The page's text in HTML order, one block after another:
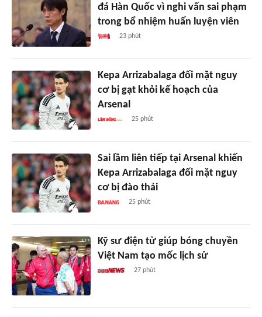
đá Hàn Quốc vì nghi vấn sai phạm
trong bổ nhiệm huấn luyện viên
23 phút
Kepa Arrizabalaga đối mặt nguy
cơ bị gạt khỏi kế hoạch của
Arsenal
25 phút
Sai lầm liên tiếp tại Arsenal khiến
Kepa Arrizabalaga đối mặt nguy
cơ bị đào thải
25 phút
Kỹ sư điện tử giúp bóng chuyền
Việt Nam tạo mốc lịch sử
27 phút